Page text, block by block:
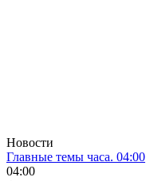
Новости
Главные темы часа. 04:00
04:00